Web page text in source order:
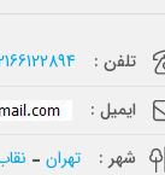
تلفن :
ایمیل :
شهر :
تهران